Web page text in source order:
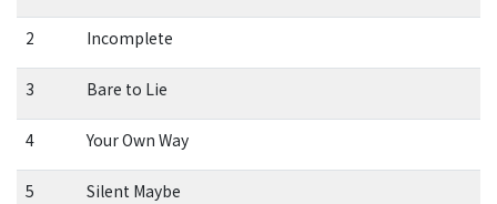
2 Incomplete
3 Bare to Lie
4 Your Own Way
5 Silent Maybe